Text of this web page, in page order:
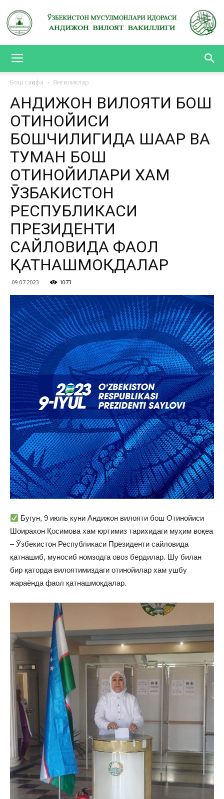
ВИЛОЯТ
ВАКИЛЛИГИ
Бош саҳифа Янгиликлар
АНДИЖОН ВИЛОЯТИ БОШ
ОТИНОЙИСИ
БОШЧИЛИГИДА ШАҲАР ВА
ТУМАН БОШ
ОТИНОЙИЛАРИ ХАМ
ӮЗБАКИСТОН
РЕСПУБЛИКАСИ
ПРЕЗИДЕНТИ
САЙЛОВИДА ФАОЛ
ҚАТНАШМОҚДАЛАР
09.07.2023 1073
Бугун, 9 июль куни Андижон вилояти бош Отинойиси
Шоирахон Қосимова хам юртимиз тарихидаги муҳим воқеа
– Ўзбекистон Республикаси Президенти сайловида
қатнашиб, муносиб номзодга овоз бердилар. Шу билан
бир қаторда вилоятимиздаги отинойилар хам ушбу
жараёнда фаол қатнашмоқдалар.